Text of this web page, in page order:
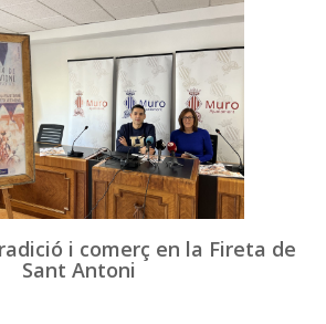
i comerç en la Fireta de
Sant Antoni